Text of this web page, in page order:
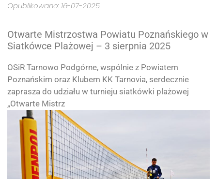
Opublikowano: 16-07-2025
Otwarte Mistrzostwa Powiatu Poznańskiego w
Siatkówce Plażowej – 3 sierpnia 2025
OSiR Tarnowo Podgórne, wspólnie z Powiatem
Poznańskim oraz Klubem KK Tarnovia, serdecznie
zaprasza do udziału w turnieju siatkówki plażowej
„Otwarte Mistrz